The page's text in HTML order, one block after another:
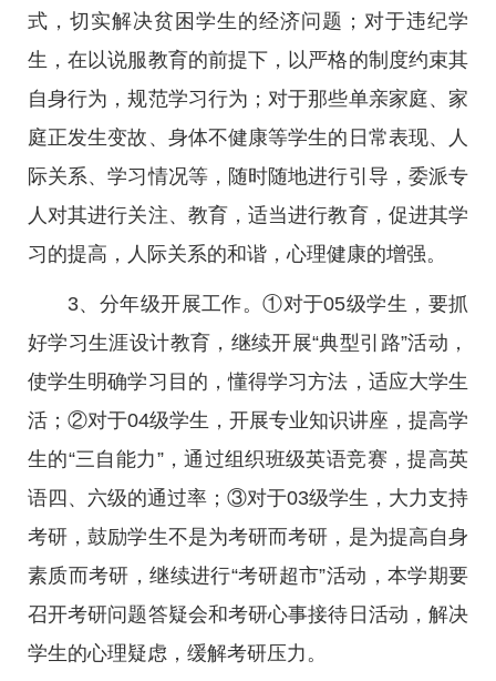
式，切实解决贫困学生的经济问题；对于违纪学
生，在以说服教育的前提下，以严格的制度约束其
自身行为，规范学习行为；对于那些单亲家庭、家
庭正发生变故、身体不健康等学生的日常表现、人
际关系、学习情况等，随时随地进行引导，委派专
人对其进行关注、教育，适当进行教育，促进其学
习的提高，人际关系的和谐，心理健康的增强。
3、分年级开展工作。①对于05级学生，要抓
好学习生涯设计教育，继续开展“典型引路”活动，
使学生明确学习目的，懂得学习方法，适应大学生
活；②对于04级学生，开展专业知识讲座，提高学
生的“三自能力”，通过组织班级英语竞赛，提高英
语四、六级的通过率；③对于03级学生，大力支持
考研，鼓励学生不是为考研而考研，是为提高自身
素质而考研，继续进行“考研超市”活动，本学期要
召开考研问题答疑会和考研心事接待日活动，解决
学生的心理疑虑，缓解考研压力。